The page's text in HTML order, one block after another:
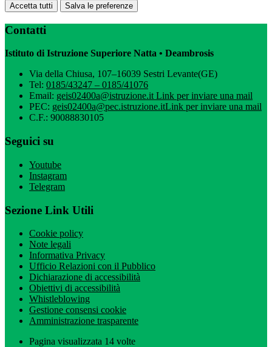
Accetta tutti Salva le preferenze
Contatti
Istituto di Istruzione Superiore Natta • Deambrosis
Via della Chiusa, 107–16039 Sestri Levante(GE)
Tel: 0185/43247 – 0185/41076
Email: geis02400a@istruzione.itLink per inviare una mail
PEC: geis02400a@pec.istruzione.itLink per inviare una mail
C.F.: 90088830105
Seguici su
Youtube
Instagram
Telegram
Sezione Link Utili
Cookie policy
Note legali
Informativa Privacy
Ufficio Relazioni con il Pubblico
Dichiarazione di accessibilità
Obiettivi di accessibilità
Whistleblowing
Gestione consensi cookie
Amministrazione trasparente
Pagina visualizzata 14 volte